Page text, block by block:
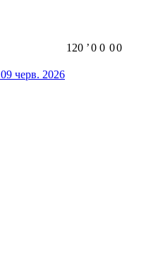
09 черв. 2026
120 ʼ0 0 00